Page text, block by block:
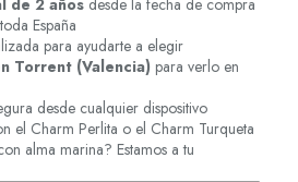
España
para ayudarte a elegir
Torrent (Valencia) para verlo en
desde cualquier dispositivo
el Charm Perlita o el Charm Turqueta
alma marina? Estamos a tu